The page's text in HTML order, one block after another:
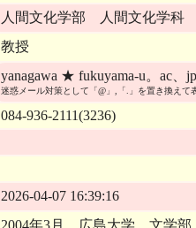
人間文化学部 人間文化学科
教授
yanagawa ★ fukuyama-u。ac、jp
迷惑メール対策として「@」,「.」を置き換えて
084-936-2111(3236)
2026-04-07 16:39:16